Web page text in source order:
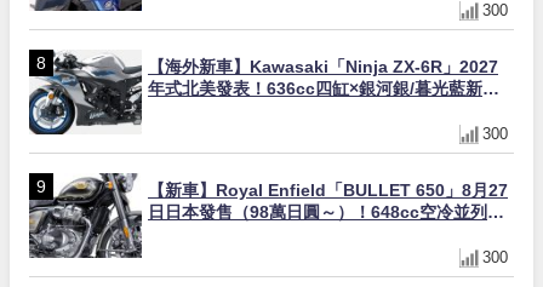
300
【海外新車】Kawasaki「Ninja ZX-6R」2027
年式北美發表！636cc四缸×銀河銀/暮光藍新色
300
【新車】Royal Enfield「BULLET 650」8月27
日日本發售（98萬日圓～）！648cc空冷並列雙
300